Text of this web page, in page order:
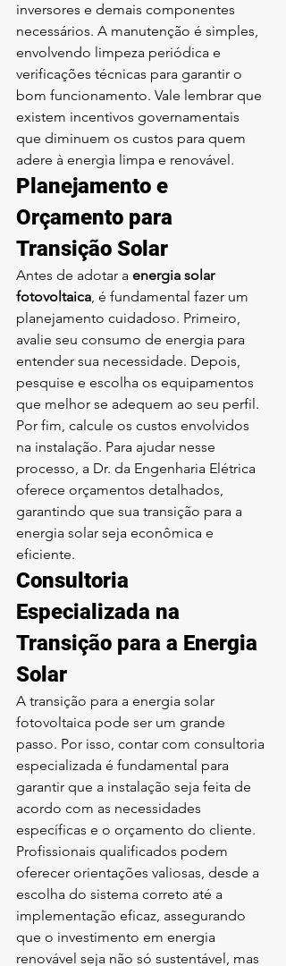
inversores e demais componentes
necessários. A manutenção é simples,
envolvendo limpeza periódica e
verificações técnicas para garantir o
bom funcionamento. Vale lembrar que
existem incentivos governamentais
que diminuem os custos para quem
adere à energia limpa e renovável.
Planejamento e
Orçamento para
Transição Solar
Antes de adotar a energia solar
fotovoltaica, é fundamental fazer um
planejamento cuidadoso. Primeiro,
avalie seu consumo de energia para
entender sua necessidade. Depois,
pesquise e escolha os equipamentos
que melhor se adequem ao seu perfil.
Por fim, calcule os custos envolvidos
na instalação. Para ajudar nesse
processo, a Dr. da Engenharia Elétrica
oferece orçamentos detalhados,
garantindo que sua transição para a
energia solar seja econômica e
eficiente.
Consultoria
Especializada na
Transição para a Energia
Solar
A transição para a energia solar
fotovoltaica pode ser um grande
passo. Por isso, contar com consultoria
especializada é fundamental para
garantir que a instalação seja feita de
acordo com as necessidades
específicas e o orçamento do cliente.
Profissionais qualificados podem
oferecer orientações valiosas, desde a
escolha do sistema correto até a
implementação eficaz, assegurando
que o investimento em energia
renovável seja não só sustentável, mas